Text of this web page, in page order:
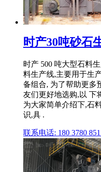
时产30吨砂石
时产 500 吨大型石料
料生产线,主要用于生
备组合, 为了帮助更多
友们更好地选购,以 下
为大家简单介绍下,石
识,具 .
联系电话: 180 3780